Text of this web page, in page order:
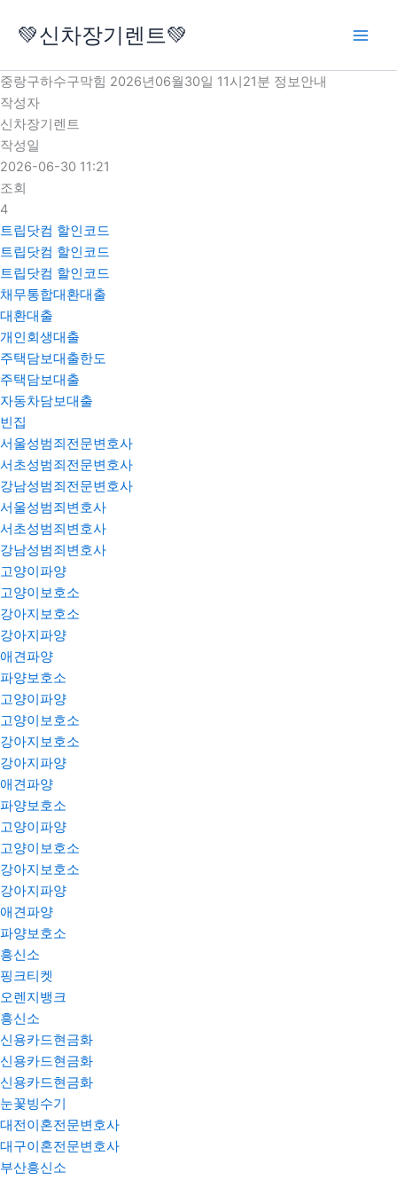
로
건
너
뛰
기
💚신차장기렌트💚
중랑구하수구막힘 2026년06월30일 11시21분 정보안내
작성자
신차장기렌트
작성일
2026-06-30 11:21
조회
4
트립닷컴 할인코드
트립닷컴 할인코드
트립닷컴 할인코드
채무통합대환대출
대환대출
개인회생대출
주택담보대출한도
주택담보대출
자동차담보대출
빈집
서울성범죄전문변호사
서초성범죄전문변호사
강남성범죄전문변호사
서울성범죄변호사
서초성범죄변호사
강남성범죄변호사
고양이파양
고양이보호소
강아지보호소
강아지파양
애견파양
파양보호소
고양이파양
고양이보호소
강아지보호소
강아지파양
애견파양
파양보호소
고양이파양
고양이보호소
강아지보호소
강아지파양
애견파양
파양보호소
흥신소
핑크티켓
오렌지뱅크
흥신소
신용카드현금화
신용카드현금화
신용카드현금화
눈꽃빙수기
대전이혼전문변호사
대구이혼전문변호사
부산흥신소